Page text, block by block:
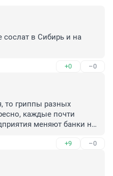
в Сибирь и на
+0 –0
то гриппы разных
каждые почти
меняют банки на
с какой напастью
Может хватит
схоже на
+9 –0